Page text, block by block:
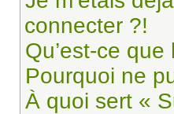
connecter ?!
Qu’est-ce que
Pourquoi ne
À quoi sert «